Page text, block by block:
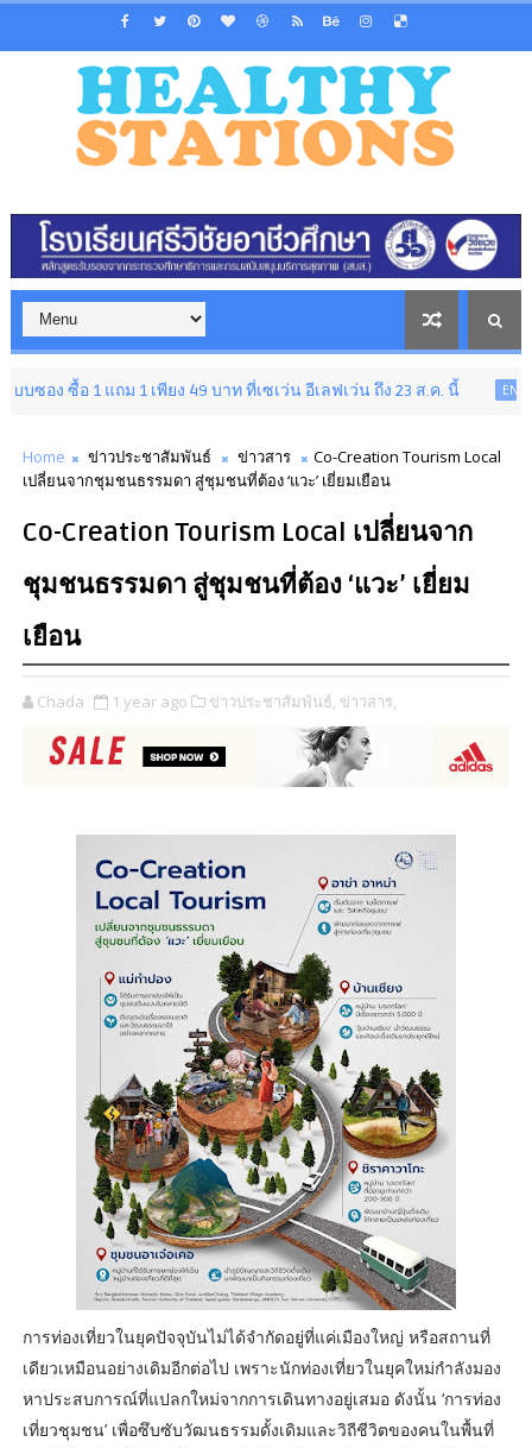
ถม 1 เพียง 49 บาท ที่เซเว่น อีเลฟเว่น ถึง 23 ส.ค. นี้ ENTERTAINMENT
Home ข่าวประชาสัมพันธ์ ข่าวสาร
Co-Creation Tourism Local
เปลี่ยนจากชุมชนธรรมดา สู่ชุมชนที่ต้อง ‘แวะ’ เยี่ยมเยือน
Co-Creation Tourism Local เปลี่ยนจาก
ชุมชนธรรมดา สู่ชุมชนที่ต้อง ‘แวะ’ เยี่ยม
เยือน
Chada 1 year ago ข่าวประชาสัมพันธ์, ข่าวสาร,
การท่องเที่ยวในยุคปัจจุบันไม่ได้จำกัดอยู่ที่แค่เมืองใหญ่ หรือสถานที่
เดียวเหมือนอย่างเดิมอีกต่อไป เพราะนักท่องเที่ยวในยุคใหม่กำลังมอง
หาประสบการณ์ที่แปลกใหม่จากการเดินทางอยู่เสมอ ดังนั้น ‘การท่อง
เที่ยวชุมชน’ เพื่อซึบซับวัฒนธรรมดั้งเดิมและวิถีชีวิตของคนในพื้นที่